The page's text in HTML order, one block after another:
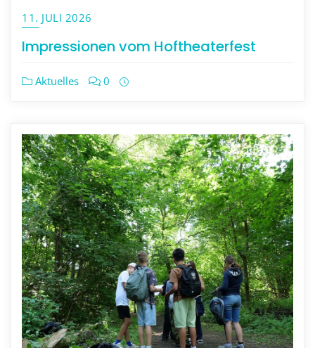
11. JULI 2026
Impressionen vom Hoftheaterfest
Aktuelles 0